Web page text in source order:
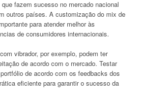
fazem sucesso no mercado nacional
outros países. A customização do mix de
para atender melhor às
de consumidores internacionais.
vibrador, por exemplo, podem ter
de acordo com o mercado. Testar
de acordo com os feedbacks dos
eficiente para garantir o sucesso da